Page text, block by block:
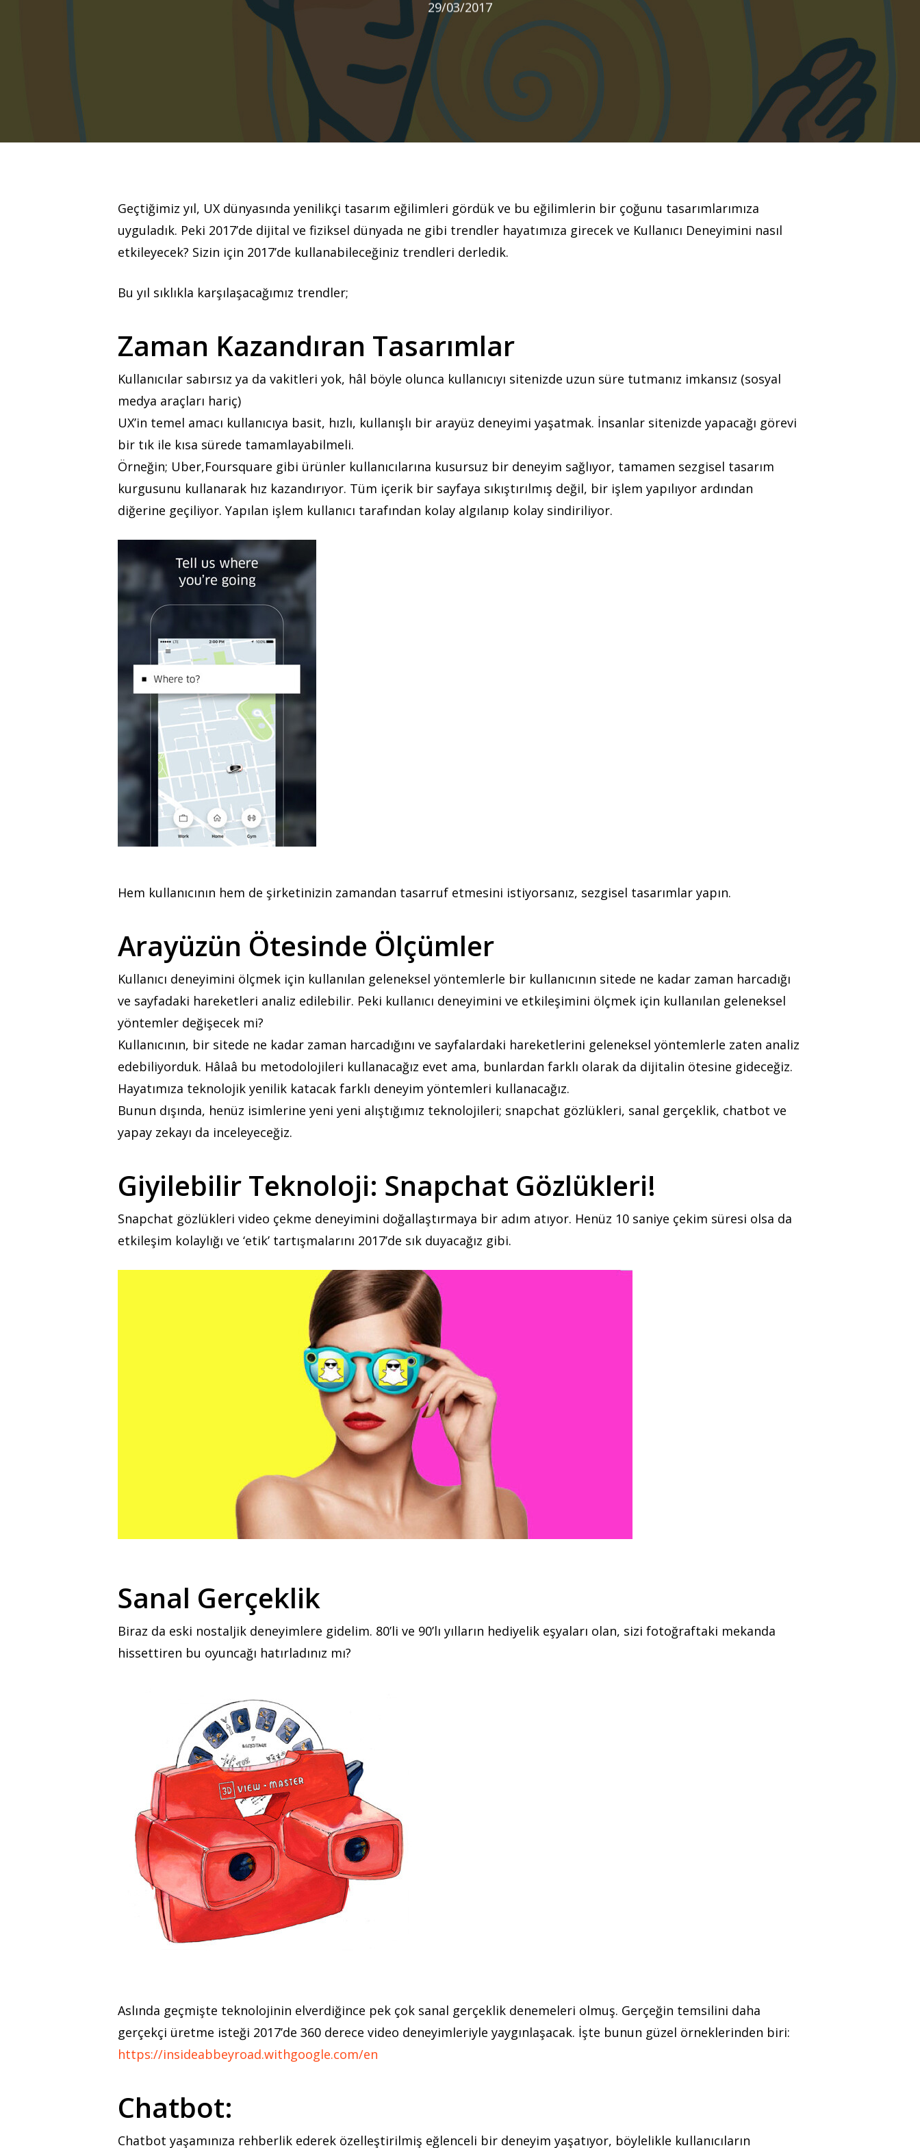
29/03/2017
Geçtiğimiz yıl, UX dünyasında yenilikçi tasarım eğilimleri gördük ve bu eğilimlerin bir çoğunu tasarımlarımıza
uyguladık. Peki 2017’de dijital ve fiziksel dünyada ne gibi trendler hayatımıza girecek ve Kullanıcı Deneyimini nasıl
etkileyecek? Sizin için 2017’de kullanabileceğiniz trendleri derledik.
Bu yıl sıklıkla karşılaşacağımız trendler;
Zaman Kazandıran Tasarımlar
Kullanıcılar sabırsız ya da vakitleri yok, hâl böyle olunca kullanıcıyı sitenizde uzun süre tutmanız imkansız (sosyal
medya araçları hariç)
UX’in temel amacı kullanıcıya basit, hızlı, kullanışlı bir arayüz deneyimi yaşatmak. İnsanlar sitenizde yapacağı görevi
bir tık ile kısa sürede tamamlayabilmeli.
Örneğin; Uber,Foursquare gibi ürünler kullanıcılarına kusursuz bir deneyim sağlıyor, tamamen sezgisel tasarım
kurgusunu kullanarak hız kazandırıyor. Tüm içerik bir sayfaya sıkıştırılmış değil, bir işlem yapılıyor ardından
diğerine geçiliyor. Yapılan işlem kullanıcı tarafından kolay algılanıp kolay sindiriliyor.
Hem kullanıcının hem de şirketinizin zamandan tasarruf etmesini istiyorsanız, sezgisel tasarımlar yapın.
Arayüzün Ötesinde Ölçümler
Kullanıcı deneyimini ölçmek için kullanılan geleneksel yöntemlerle bir kullanıcının sitede ne kadar zaman harcadığı
ve sayfadaki hareketleri analiz edilebilir. Peki kullanıcı deneyimini ve etkileşimini ölçmek için kullanılan geleneksel
yöntemler değişecek mi?
Kullanıcının, bir sitede ne kadar zaman harcadığını ve sayfalardaki hareketlerini geleneksel yöntemlerle zaten analiz
edebiliyorduk. Hâlaâ bu metodolojileri kullanacağız evet ama, bunlardan farklı olarak da dijitalin ötesine gideceğiz.
Hayatımıza teknolojik yenilik katacak farklı deneyim yöntemleri kullanacağız.
Bunun dışında, henüz isimlerine yeni yeni alıştığımız teknolojileri; snapchat gözlükleri, sanal gerçeklik, chatbot ve
yapay zekayı da inceleyeceğiz.
Giyilebilir Teknoloji: Snapchat Gözlükleri!
Snapchat gözlükleri video çekme deneyimini doğallaştırmaya bir adım atıyor. Henüz 10 saniye çekim süresi olsa da
etkileşim kolaylığı ve ‘etik’ tartışmalarını 2017’de sık duyacağız gibi.
Sanal Gerçeklik
Biraz da eski nostaljik deneyimlere gidelim. 80’li ve 90’lı yılların hediyelik eşyaları olan, sizi fotoğraftaki mekanda
hissettiren bu oyuncağı hatırladınız mı?
Aslında geçmişte teknolojinin elverdiğince pek çok sanal gerçeklik denemeleri olmuş. Gerçeğin temsilini daha
gerçekçi üretme isteği 2017’de 360 derece video deneyimleriyle yaygınlaşacak. İşte bunun güzel örneklerinden biri:
https://insideabbeyroad.withgoogle.com/en
Chatbot:
Chatbot yaşamınıza rehberlik ederek özelleştirilmiş eğlenceli bir deneyim yaşatıyor, böylelikle kullanıcıların